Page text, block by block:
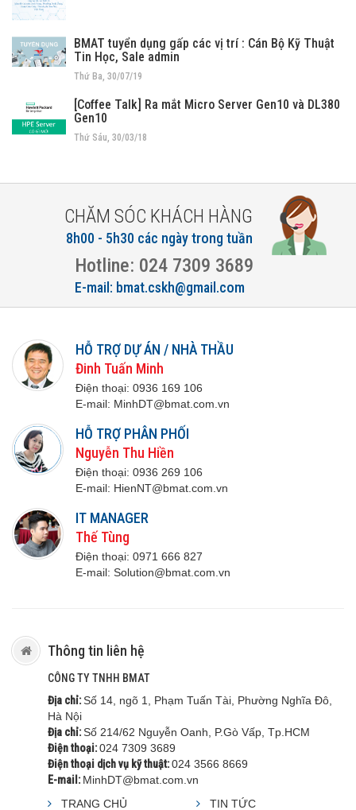
BMAT tuyển dụng gấp các vị trí : Cán Bộ Kỹ Thuật
Tin Học, Sale admin
Thứ Ba, 30/07/19
[Coffee Talk] Ra mắt Micro Server Gen10 và DL380
Gen10
Thứ Sáu, 30/03/18
CHĂM SÓC KHÁCH HÀNG
8h00 - 5h30 các ngày trong tuần
Hotline: 024 7309 3689
E-mail: bmat.cskh@gmail.com
HỖ TRỢ DỰ ÁN / NHÀ THẦU
Đinh Tuấn Minh
Điện thoại: 0936 169 106
E-mail: MinhDT@bmat.com.vn
HỖ TRỢ PHÂN PHỐI
Nguyễn Thu Hiền
Điện thoại: 0936 269 106
E-mail: HienNT@bmat.com.vn
IT MANAGER
Thế Tùng
Điện thoại: 0971 666 827
E-mail: Solution@bmat.com.vn
Thông tin liên hệ
CÔNG TY TNHH BMAT
Địa chỉ:Số 14, ngõ 1, Phạm Tuấn Tài, Phường Nghĩa Đô,
Hà Nội
Địa chỉ:Số 214/62 Nguyễn Oanh, P.Gò Vấp, Tp.HCM
Điện thoại:024 7309 3689
Điện thoại dịch vụ kỹ thuật:024 3566 8669
E-mail: MinhDT@bmat.com.vn
TRANG CHỦ
TIN TỨC